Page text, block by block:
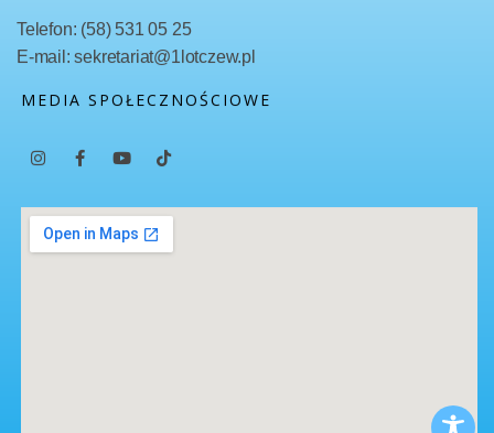
Telefon: (58) 531 05 25
E-mail: sekretariat@1lotczew.pl
MEDIA SPOŁECZNOŚCIOWE